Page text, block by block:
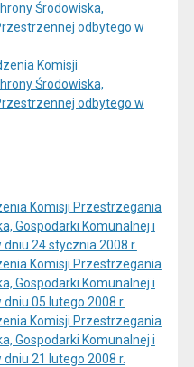
Środowiska,
odbytego w
Komisji
Środowiska,
odbytego w
Komisji Przestrzegania
Gospodarki Komunalnej i
24 stycznia 2008 r.
Komisji Przestrzegania
Gospodarki Komunalnej i
05 lutego 2008 r.
Komisji Przestrzegania
Gospodarki Komunalnej i
21 lutego 2008 r.